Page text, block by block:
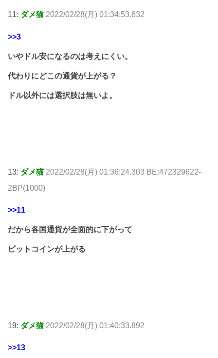
11: ダメ猫 2022/02/28(月) 01:34:53.632
>>3
いやドル安になるのは考えにくい。
代わりにどこの通貨が上がる？
ドル以外には選択肢は無いよ。
13: ダメ猫 2022/02/28(月) 01:36:24.303 BE:472329622-
2BP(1000)
>>11
だから各国通貨が全面的に下がって
ビットコインが上がる
19: ダメ猫 2022/02/28(月) 01:40:33.892
>>13